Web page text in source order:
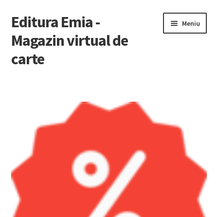
Sari
la
navigare
Sari
la
conținut
Editura Emia -
Magazin virtual de
carte
Meniu
Contul Meu
Finalizare Comandă
Newsletter